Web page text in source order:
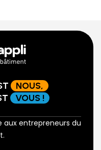
NOUS,
VOUS !
aux entrepreneurs du